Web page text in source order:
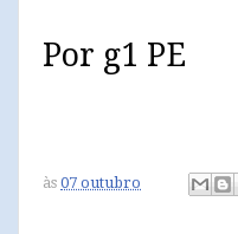
Por g1 PE
às 07 outubro